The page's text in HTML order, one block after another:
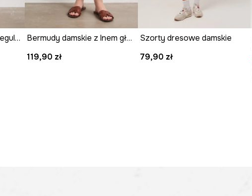
łatwy do
Szorty damskie lniane regular waist gładkie
Bermudy damskie z lnem gładkie
119,90 zł
Szorty dresowe damskie
79,90 zł